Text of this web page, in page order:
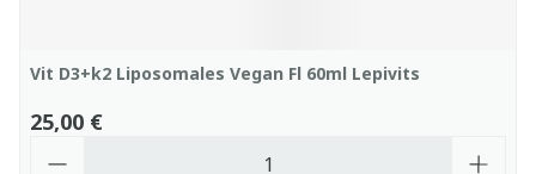
Vit D3+k2 Liposomales Vegan Fl 60ml Lepivits
25,00 €